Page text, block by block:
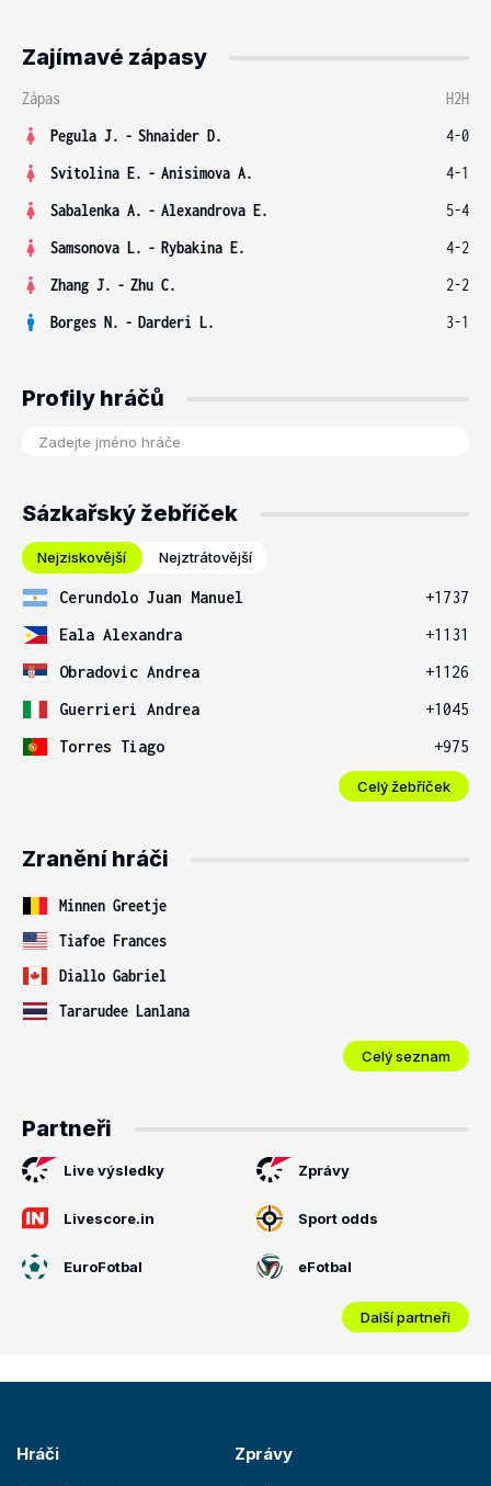
Zajímavé zápasy
Zápas
H2H
Pegula J. - Shnaider D.
4-0
Svitolina E. - Anisimova A.
4-1
Sabalenka A. - Alexandrova E.
5-4
Samsonova L. - Rybakina E.
4-2
Zhang J. - Zhu C.
2-2
Borges N. - Darderi L. 3-1
Profily hráčů
Sázkařský žebříček
Nejziskovější Nejztrátovější
Cerundolo Juan Manuel
+1737
Eala Alexandra
+1131
Obradovic Andrea
+1126
Guerrieri Andrea
+1045
Torres Tiago
+975
Celý žebříček
Zranění hráči
Minnen Greetje
Tiafoe Frances
Diallo Gabriel
Tararudee Lanlana
Celý seznam
Partneři
Live výsledky Zprávy
Livescore.in Sport odds
EuroFotbal eFotbal
Další partneři
Hráči Zprávy